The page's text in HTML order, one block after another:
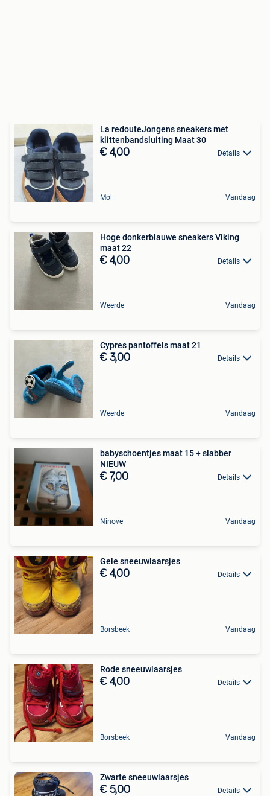
La redouteJongens sneakers met
klittenbandsluiting Maat 30
€ 4,00 Details
Mol Vandaag
Hoge donkerblauwe sneakers Viking
maat 22
€ 4,00 Details
Weerde Vandaag
Cypres pantoffels maat 21
€ 3,00 Details
Weerde Vandaag
babyschoentjes maat 15 + slabber
NIEUW
€ 7,00 Details
Ninove Vandaag
Gele sneeuwlaarsjes
€ 4,00 Details
Borsbeek Vandaag
Rode sneeuwlaarsjes
€ 4,00 Details
Borsbeek Vandaag
Zwarte sneeuwlaarsjes
€ 5,00 Details